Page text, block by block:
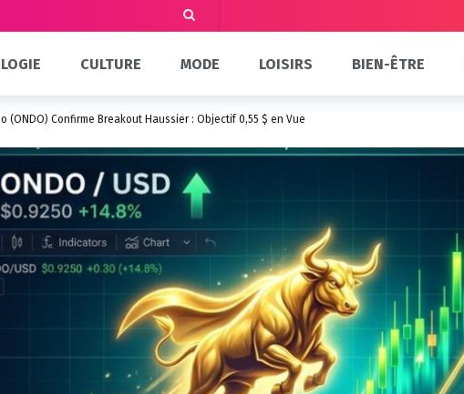
CULTURE MODE LOISIRS BIEN-ÊTRE
(ONDO) Confirme Breakout Haussier : Objectif 0,55 $ en Vue